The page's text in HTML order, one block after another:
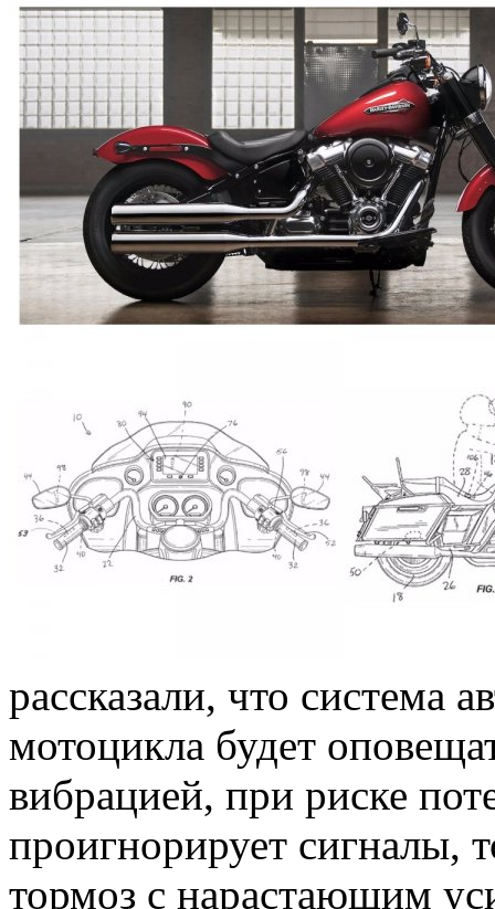
рассказали, что система
мотоцикла будет
вибрацией, при риске
проигнорирует сигналы,
тормоз с нарастающим